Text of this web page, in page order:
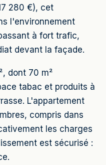
280 €), cet
l'environnement
à fort trafic,
devant la façade.
dont 70 m²
tabac et produits à
L'appartement
compris dans
les charges
est sécurisé :